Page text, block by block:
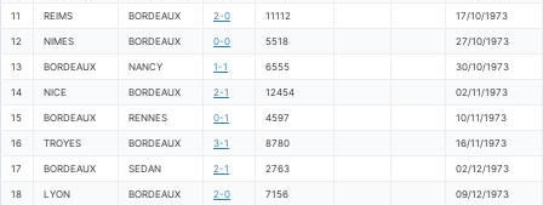
11 REIMS BORDEAUX 2-0 11112 17/10/1973
12 NIMES BORDEAUX 0-0 5518 27/10/1973
13 BORDEAUX NANCY 1-1 6555 30/10/1973
14 NICE BORDEAUX 2-1 12454 02/11/1973
15 BORDEAUX RENNES 0-1 4597 10/11/1973
16 TROYES BORDEAUX 3-1 8780 16/11/1973
17 BORDEAUX SEDAN 2-1 2763 02/12/1973
18 LYON BORDEAUX 2-0 7156 09/12/1973